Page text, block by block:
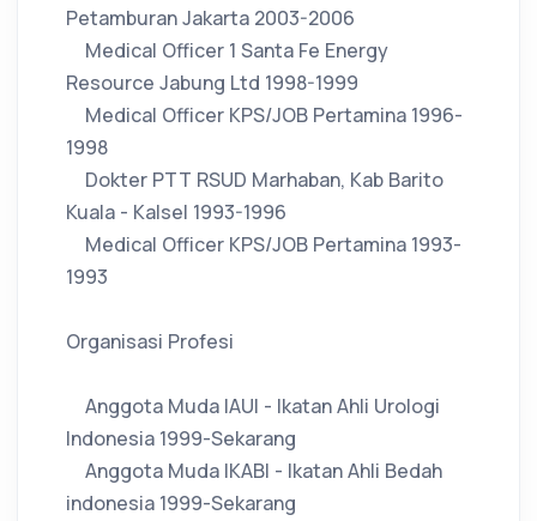
Petamburan Jakarta 2003-2006
Medical Officer 1 Santa Fe Energy
Resource Jabung Ltd 1998-1999
Medical Officer KPS/JOB Pertamina 1996-
1998
Dokter PTT RSUD Marhaban, Kab Barito
Kuala - Kalsel 1993-1996
Medical Officer KPS/JOB Pertamina 1993-
1993
Organisasi Profesi
Anggota Muda IAUI - Ikatan Ahli Urologi
Indonesia 1999-Sekarang
Anggota Muda IKABI - Ikatan Ahli Bedah
indonesia 1999-Sekarang